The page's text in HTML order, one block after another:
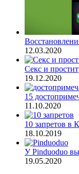
12.03.2020
Секс и
19.12.2020
15
11.10.2020
10 запретов в
18.10.2019
У Pinduoduo
19.05.2020